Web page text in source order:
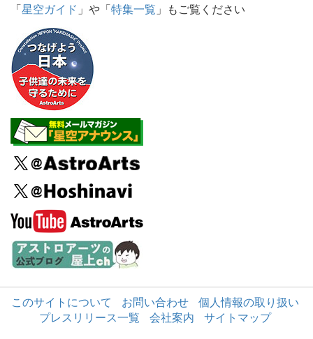
「星空ガイド 」や「特集一覧 」もご覧ください
このサイトについて お問い合わせ
個人情報の取り扱い
プレスリリース一覧
会社案内 サイトマップ